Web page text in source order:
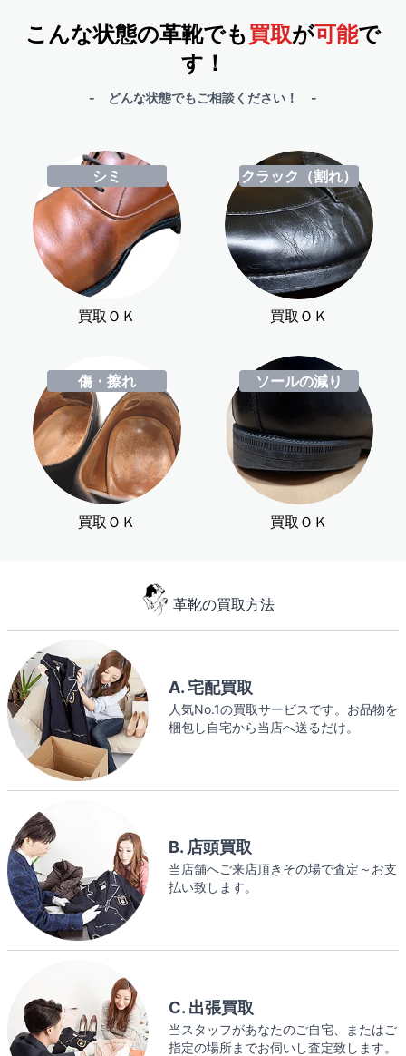
こんな状態の革靴でも買取が可能で
す！
- どんな状態でもご相談ください！ -
シミ
買取ＯＫ
クラック（割れ）
買取ＯＫ
傷・擦れ
買取ＯＫ
ソールの減り
買取ＯＫ
革靴の買取方法
A. 宅配買取
人気No.1の買取サービスです。お品物を
梱包し自宅から当店へ送るだけ。
B. 店頭買取
当店舗へご来店頂きその場で査定～お支
払い致します。
C. 出張買取
当スタッフがあなたのご自宅、またはご
指定の場所までお伺いし査定致します。